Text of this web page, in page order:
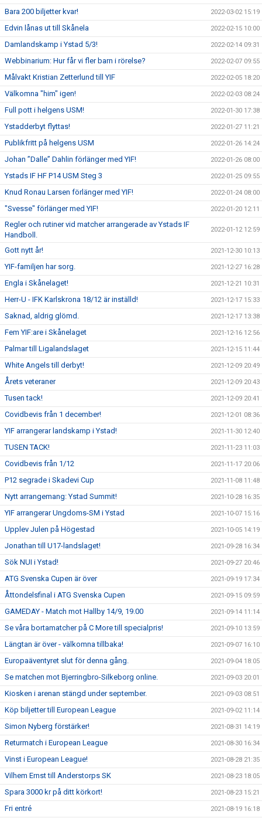
Bara 200 biljetter kvar! 2022-03-02 15:19
Edvin lånas ut till Skånela 2022-02-15 10:00
Damlandskamp i Ystad 5/3! 2022-02-14 09:31
Webbinarium: Hur får vi fler barn i rörelse? 2022-02-07 09:55
Målvakt Kristian Zetterlund till YIF 2022-02-05 18:20
Välkomna "him" igen! 2022-02-03 08:24
Full pott i helgens USM! 2022-01-30 17:38
Ystadderbyt flyttas! 2022-01-27 11:21
Publikfritt på helgens USM 2022-01-26 14:24
Johan ”Dalle” Dahlin förlänger med YIF! 2022-01-26 08:00
Ystads IF HF P14 USM Steg 3 2022-01-25 09:55
Knud Ronau Larsen förlänger med YIF! 2022-01-24 08:00
"Svesse" förlänger med YIF! 2022-01-20 12:11
Regler och rutiner vid matcher arrangerade av Ystads IF
Handboll.
2022-01-12 12:59
Gott nytt år! 2021-12-30 10:13
YIF-familjen har sorg. 2021-12-27 16:28
Engla i Skånelaget! 2021-12-21 10:31
Herr-U - IFK Karlskrona 18/12 är inställd! 2021-12-17 15:33
Saknad, aldrig glömd. 2021-12-17 13:38
Fem YIF:are i Skånelaget 2021-12-16 12:56
Palmar till Ligalandslaget 2021-12-15 11:44
White Angels till derbyt! 2021-12-09 20:49
Årets veteraner 2021-12-09 20:43
Tusen tack! 2021-12-09 20:41
Covidbevis från 1 december! 2021-12-01 08:36
YIF arrangerar landskamp i Ystad! 2021-11-30 12:40
TUSEN TACK! 2021-11-23 11:03
Covidbevis från 1/12 2021-11-17 20:06
P12 segrade i Skadevi Cup 2021-11-08 11:48
Nytt arrangemang: Ystad Summit! 2021-10-28 16:35
YIF arrangerar Ungdoms-SM i Ystad 2021-10-07 15:16
Upplev Julen på Högestad 2021-10-05 14:19
Jonathan till U17-landslaget! 2021-09-28 16:34
Sök NUI i Ystad! 2021-09-27 20:46
ATG Svenska Cupen är över 2021-09-19 17:34
Åttondelsfinal i ATG Svenska Cupen 2021-09-15 09:59
GAMEDAY - Match mot Hallby 14/9, 19.00 2021-09-14 11:14
Se våra bortamatcher på C More till specialpris! 2021-09-10 13:59
Längtan är över - välkomna tillbaka! 2021-09-07 16:10
Europaäventyret slut för denna gång. 2021-09-04 18:05
Se matchen mot Bjerringbro-Silkeborg online. 2021-09-03 20:01
Kiosken i arenan stängd under september. 2021-09-03 08:51
Köp biljetter till European League 2021-09-02 11:14
Simon Nyberg förstärker! 2021-08-31 14:19
Returmatch i European League 2021-08-30 16:34
Vinst i European League! 2021-08-28 21:35
Vilhem Ernst till Anderstorps SK 2021-08-23 18:05
Spara 3000 kr på ditt körkort! 2021-08-23 15:21
Fri entré 2021-08-19 16:18